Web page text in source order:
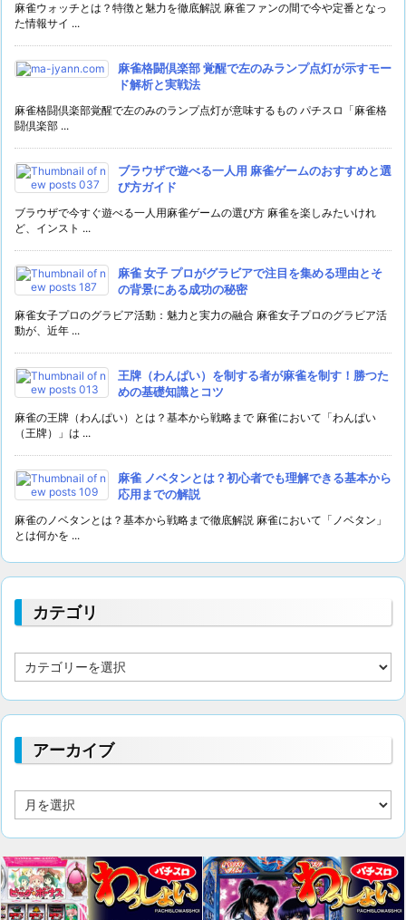
麻雀ウォッチとは？特徴と魅力を徹底解説 麻雀ファンの間で今や定番となっ
た情報サイ ...
麻雀格闘倶楽部 覚醒で左のみランプ点灯が示すモー
ド解析と実戦法
麻雀格闘倶楽部覚醒で左のみのランプ点灯が意味するもの パチスロ「麻雀格
闘倶楽部 ...
ブラウザで遊べる一人用 麻雀ゲームのおすすめと選
び方ガイド
ブラウザで今すぐ遊べる一人用麻雀ゲームの選び方 麻雀を楽しみたいけれ
ど、インスト ...
麻雀 女子 プロがグラビアで注目を集める理由とそ
の背景にある成功の秘密
麻雀女子プロのグラビア活動：魅力と実力の融合 麻雀女子プロのグラビア活
動が、近年 ...
王牌（わんぱい）を制する者が麻雀を制す！勝つた
めの基礎知識とコツ
麻雀の王牌（わんぱい）とは？基本から戦略まで 麻雀において「わんぱい
（王牌）」は ...
麻雀 ノベタンとは？初心者でも理解できる基本から
応用までの解説
麻雀のノベタンとは？基本から戦略まで徹底解説 麻雀において「ノベタン」
とは何かを ...
カテゴリ
テ
リ
アーカイブ
ー
ブ